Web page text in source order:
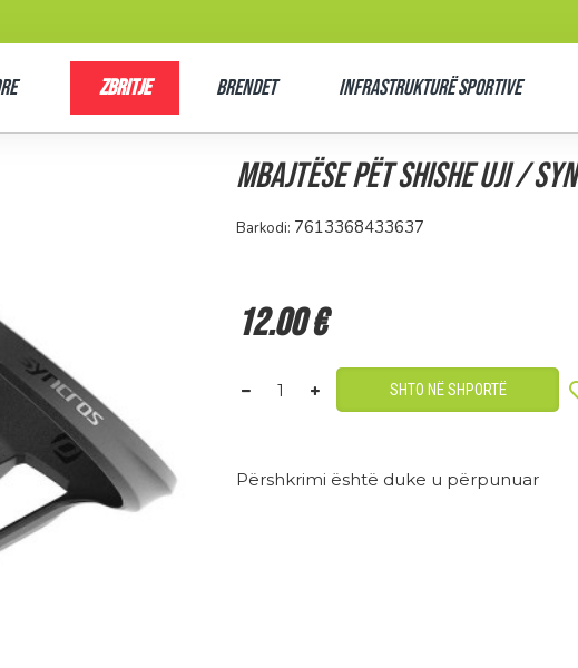
Zbritje Brendet Infrastrukturë Sportive
Mbajtëse pët shishe uji /
Barkodi: 7613368433637
12.00 €
SHTO NË SHPORTË
Përshkrimi është duke u përpunuar